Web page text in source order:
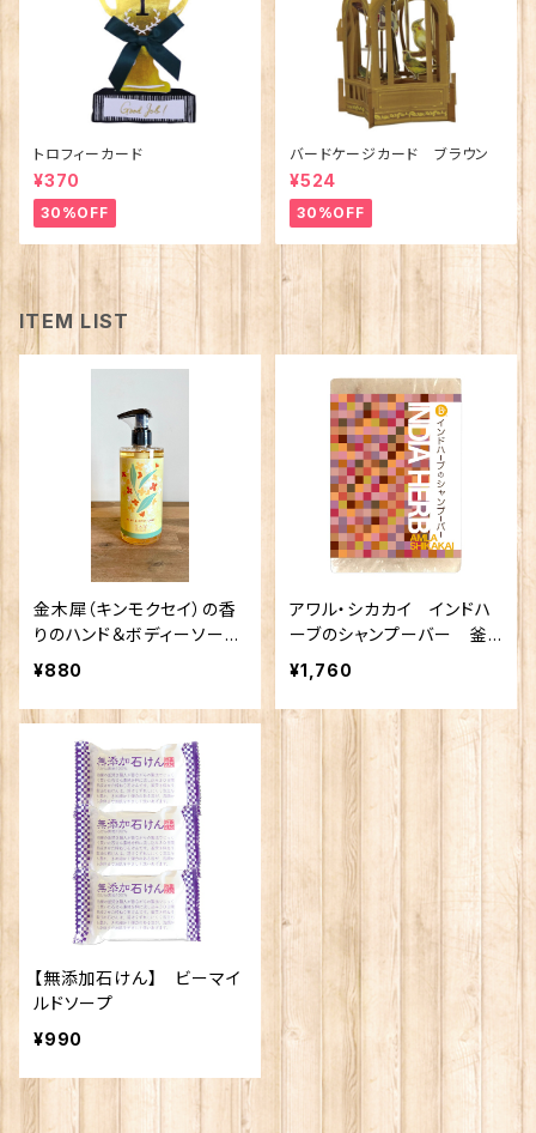
トロフィーカード
¥370
30%OFF
バードケージカード ブラウン
¥524
30%OFF
ITEM LIST
金木犀（キンモクセイ）の香
りのハンド＆ボディーソープ
【秋を感じる人気の香り】
¥880
アワル・シカカイ インドハ
ーブのシャンプーバー 釜
炊熟成枠練り石けん 無添
¥1,760
【無添加石けん】 ビーマイ
ルドソープ
¥990